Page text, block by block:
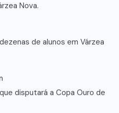
Nova.
de alunos em Várzea
disputará a Copa Ouro de